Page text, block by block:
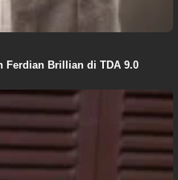
Ferdian Brillian di TDA 9.0